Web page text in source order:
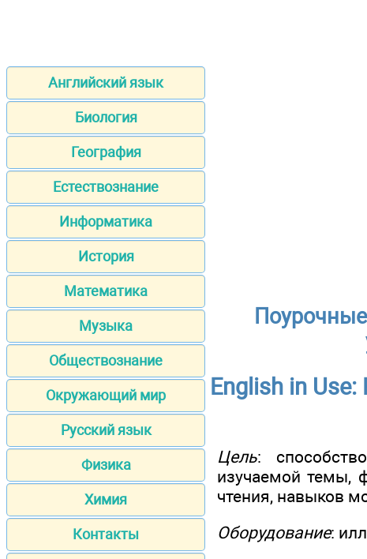
Английский язык
Биология
География
Естествознание
Информатика
История
Математика
Музыка
Обществознание
Окружающий мир
Русский язык
Физика
Химия
Контакты
English in
Цель:
изучаемой темы,
чтения, навыков
Оборудование: